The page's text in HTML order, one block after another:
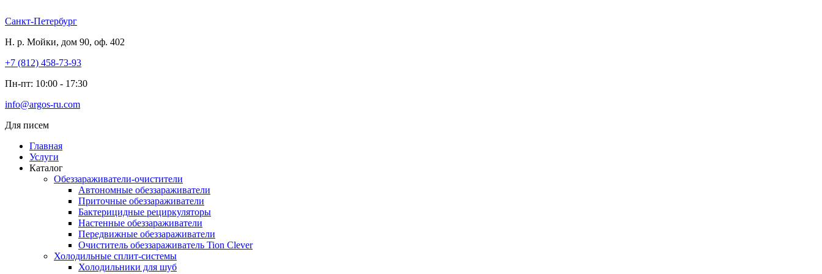
к
Санкт-Петербург
Н. р. Мойки, дом 90, оф. 402
+7 (812) 458-73-93
Пн-пт: 10:00 - 17:30
info@argos-ru.com
Для писем
Главная
Услуги
Каталог
Обеззараживатели-очистители
Автономные обеззараживатели
Приточные обеззараживатели
Бактерицидные рециркуляторы
Настенные обеззараживатели
Передвижные обеззараживатели
Очиститель обеззараживатель Tion Clever
Холодильные сплит-системы
Холодильники для шуб